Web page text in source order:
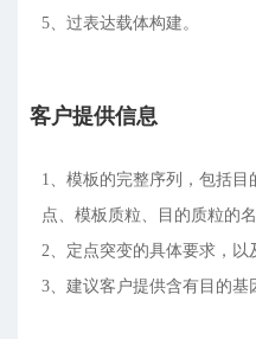
5、过表达载体构建。
客户提供信息
1、模板的完整序列，包括
点、模板质粒、目的质粒的
2、定点突变的具体要求，以
3、建议客户提供含有目的基